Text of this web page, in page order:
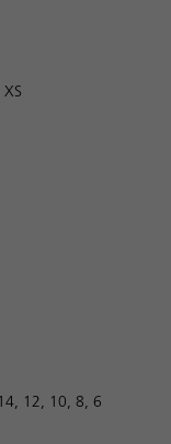
12, 10, 8, 6